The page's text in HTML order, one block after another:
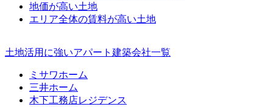
地価が高い土地
エリア全体の賃料が高い土地
土地活用に強いアパート建築会社一覧
ミサワホーム
三井ホーム
木下工務店レジデンス